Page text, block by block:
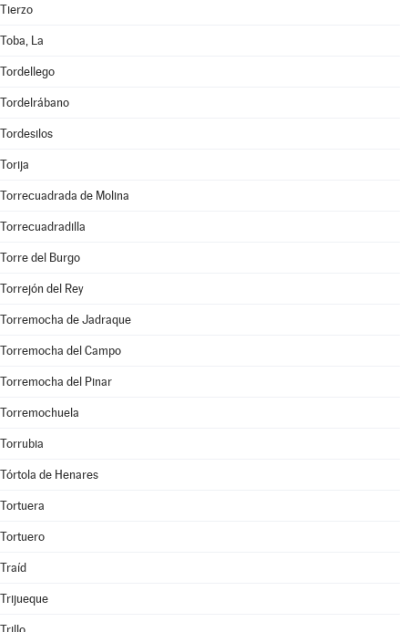
Tierzo
Toba, La
Tordellego
Tordelrábano
Tordesilos
Torija
Torrecuadrada de Molina
Torrecuadradilla
Torre del Burgo
Torrejón del Rey
Torremocha de Jadraque
Torremocha del Campo
Torremocha del Pinar
Torremochuela
Torrubia
Tórtola de Henares
Tortuera
Tortuero
Traíd
Trijueque